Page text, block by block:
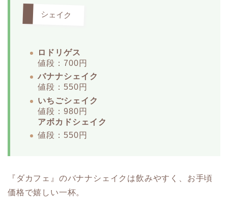
シェイク
ロドリゲス
値段：700円
バナナシェイク
値段：550円
いちごシェイク
値段：980円
アボカドシェイク
値段：550円
『ダカフェ』のバナナシェイクは飲みやすく、お手頃
価格で嬉しい一杯。